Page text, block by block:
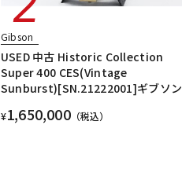
Gibson
USED 中古 Historic Collection
Super 400 CES(Vintage
Sunburst)[SN.21222001]ギブソン
¥1,650,000（税込）